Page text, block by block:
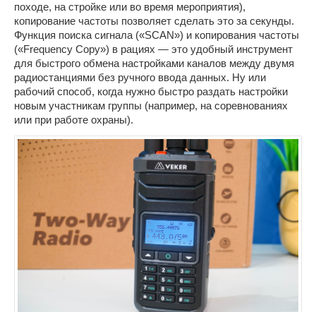
походе, на стройке или во время мероприятия),
копирование частоты позволяет сделать это за секунды.
Функция поиска сигнала («SCAN») и копирования частоты
(«Frequency Copy») в рациях — это удобный инструмент
для быстрого обмена настройками каналов между двумя
радиостанциями без ручного ввода данных. Ну или
рабочий способ, когда нужно быстро раздать настройки
новым участникам группы (например, на соревнованиях
или при работе охраны).